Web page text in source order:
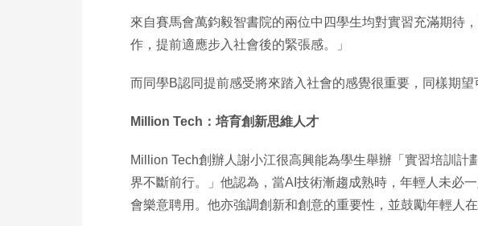
來自賽馬會萬鈞毅智書院的兩位中四學生均對實習充滿期待
作，提前適應步入社會後的緊張感。」
而同學B認同提前感受將來踏入社會的感覺很重要，同樣期望
Million Tech：培育創新思維人才
Million Tech創辦人謝小江很高興能為學生舉辦「實習培訓
界不斷前行。」他認為，當AI技術漸趨成熟時，年輕人未必
會樂意聘用。他亦強調創新和創意的重要性，並鼓勵年輕人